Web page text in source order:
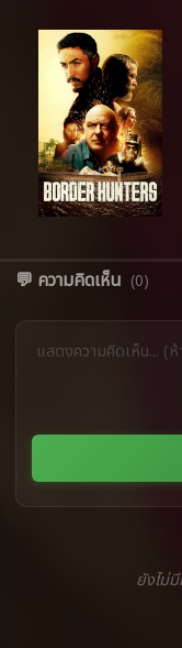
💬 ความคิดเห็น (0)
ยังไม่